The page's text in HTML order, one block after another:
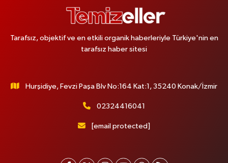
Tarafsız, objektif ve en etkili organik haberleriyle Türkiye'nin en
tarafsız haber sitesi
Hurşidiye, Fevzi Paşa Blv No:164 Kat:1, 35240 Konak/İzmir
02324416041
[email protected]